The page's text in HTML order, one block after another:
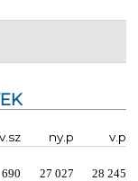
v.sz ny.p
v.p
690 27 027 28 245